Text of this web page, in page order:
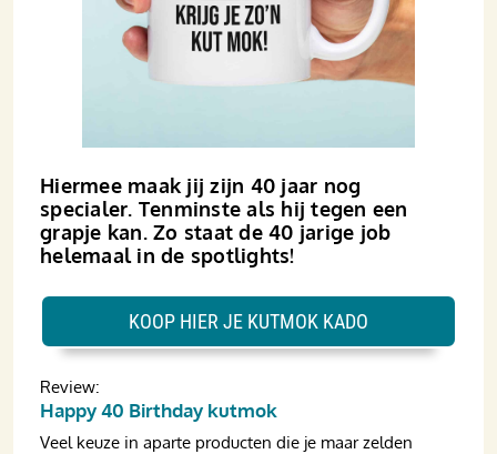
Hiermee maak jij zijn 40 jaar nog
specialer. Tenminste als hij tegen een
grapje kan. Zo staat de 40 jarige job
helemaal in de spotlights!
Review:
Happy 40 Birthday kutmok
Veel keuze in aparte producten die je maar zelden
KOOP HIER JE KUTMOK KADO